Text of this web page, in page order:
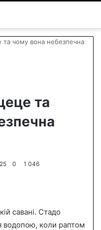
чому вона небезпечна
та
0 1 046
савані. Стадо
водопою, коли раптом